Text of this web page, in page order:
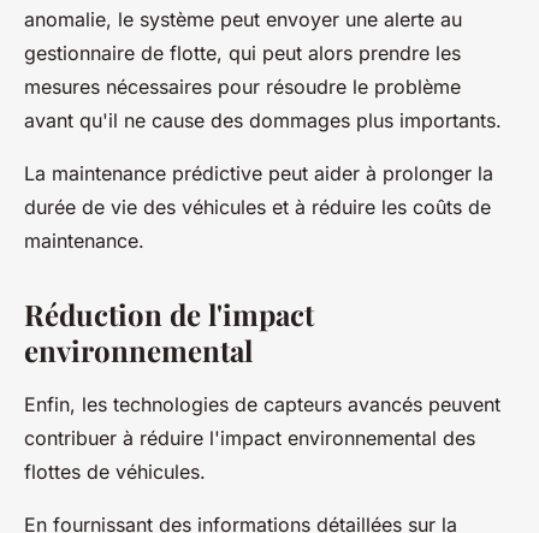
anomalie, le système peut envoyer une alerte au
gestionnaire de flotte, qui peut alors prendre les
mesures nécessaires pour résoudre le problème
avant qu'il ne cause des dommages plus importants.
La maintenance prédictive peut aider à prolonger la
durée de vie des véhicules et à réduire les coûts de
maintenance.
Réduction de l'impact
environnemental
Enfin, les technologies de capteurs avancés peuvent
contribuer à réduire l'impact environnemental des
flottes de véhicules.
En fournissant des informations détaillées sur la